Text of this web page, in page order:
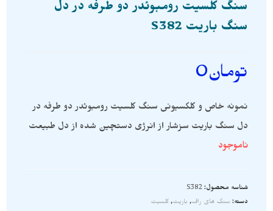
سنگ کلسیت رومبوئدر دو طرفه در دل
سنگ باریت S382
تومان0
نمونه خاص و کلکسیونی سنگ کلسیت رومبوئدر دو طرفه در
دل سنگ باریت سزشار از انرژی دستچین شده از دل طبیعت
ناموجود
شناسه محصول:S382
دسته: سنگ های راف, باریت, کلسیت